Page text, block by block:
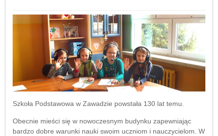
Szkoła Podstawowa w Zawadzie powstała 130 lat temu.
Obecnie mieści się w nowoczesnym budynku zapewniając
bardzo dobre warunki nauki swoim uczniom i nauczycielom. W